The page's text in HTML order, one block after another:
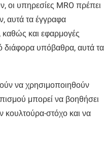
οι υπηρεσίες MRO πρέπει
αυτά τα έγγραφα
καθώς και εφαρμογές
διάφορα υπόβαθρα, αυτά τα
να χρησιμοποιηθούν
μπορεί να βοηθήσει
κουλτούρα-στόχο και να